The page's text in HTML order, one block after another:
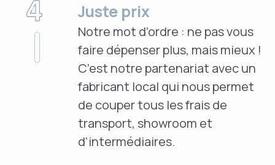
Juste prix
Notre mot d’ordre : ne pas vous
faire dépenser plus, mais mieux !
C’est notre partenariat avec un
fabricant local qui nous permet
de couper tous les frais de
transport, showroom et
d’intermédiaires.